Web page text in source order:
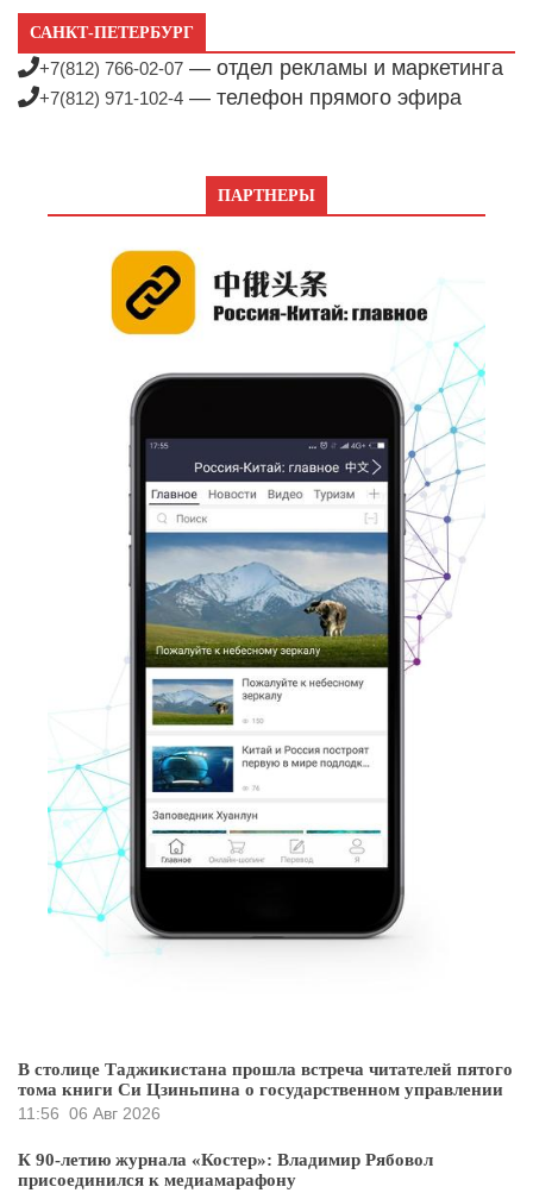
САНКТ-ПЕТЕРБУРГ
+7(812) 766-02-07 — отдел рекламы и маркетинга
+7(812) 971-102-4 — телефон прямого эфира
ПАРТНЕРЫ
В столице Таджикистана прошла встреча читателей пятого
тома книги Си Цзиньпина о государственном управлении
11:56 06 Авг 2026
К 90-летию журнала «Костер»: Владимир Рябовол
присоединился к медиамарафону